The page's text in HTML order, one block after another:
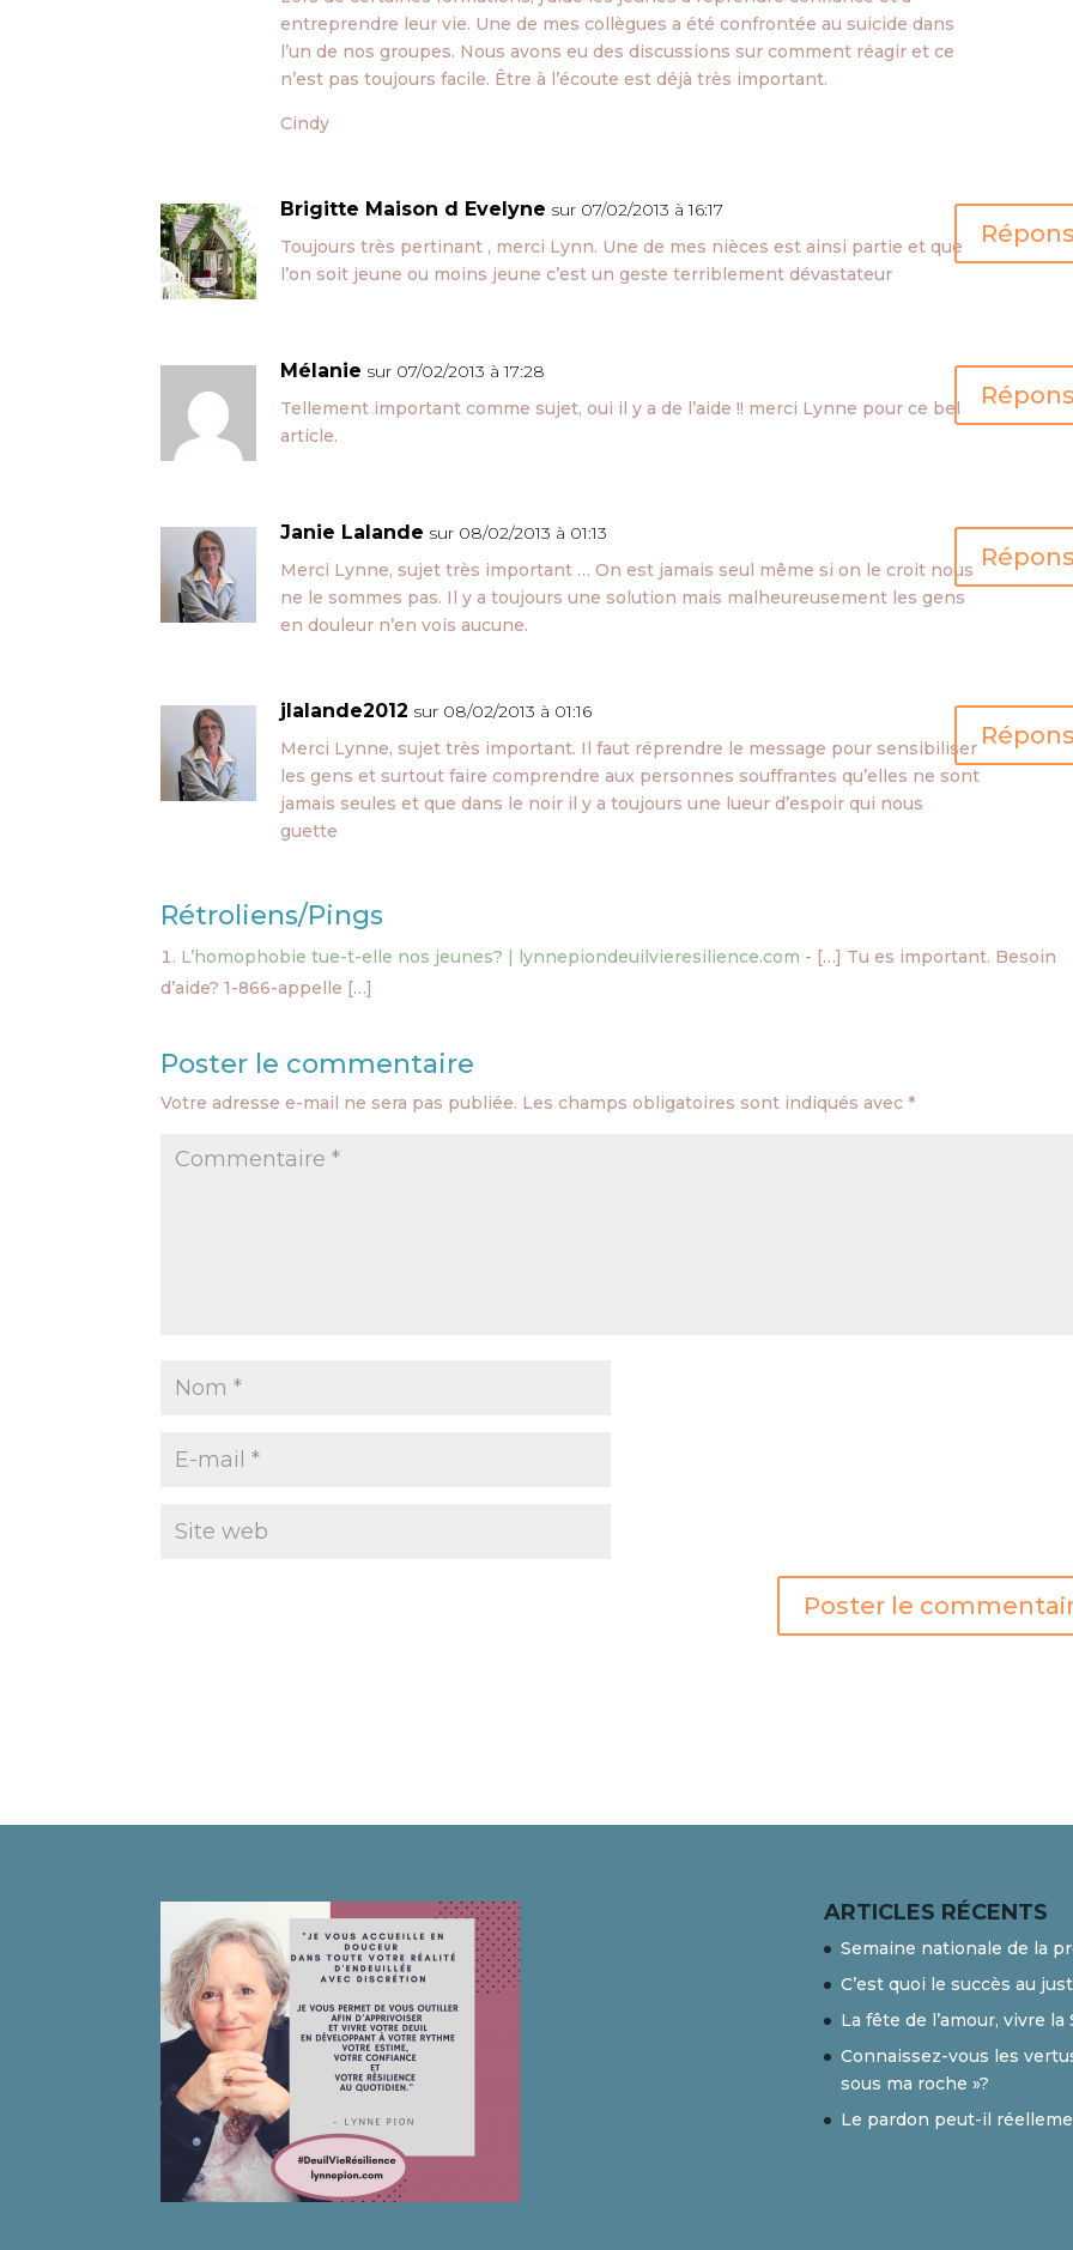
entreprendre leur vie. Une de mes collègues a été confrontée au suicide dans
l’un de nos groupes. Nous avons eu des discussions sur comment réagir et ce
n’est pas toujours facile. Être à l’écoute est déjà très important.
Cindy
Brigitte Maison d Evelyne sur 07/02/2013 à 16:17
Toujours très pertinant , merci Lynn. Une de mes nièces est ainsi partie et que
l’on soit jeune ou moins jeune c’est un geste terriblement dévastateur
Mélanie sur 07/02/2013 à 17:28
Tellement important comme sujet, oui il y a de l’aide !! merci Lynne pour ce bel
article.
Janie Lalande sur 08/02/2013 à 01:13
Merci Lynne, sujet très important … On est jamais seul même si on le croit nous
ne le sommes pas. Il y a toujours une solution mais malheureusement les gens
en douleur n’en vois aucune.
jlalande2012 sur 08/02/2013 à 01:16
Merci Lynne, sujet très important. Il faut réprendre le message pour sensibiliser
les gens et surtout faire comprendre aux personnes souffrantes qu’elles ne sont
jamais seules et que dans le noir il y a toujours une lueur d’espoir qui nous
guette
Rétroliens/Pings
L’homophobie tue-t-elle nos jeunes? | lynnepiondeuilvieresilience.com - […] Tu es important. Besoin
d’aide? 1-866-appelle […]
Poster le commentaire
Votre adresse e-mail ne sera pas publiée. Les champs obligatoires sont indiqués avec *
ARTICLES RÉCENTS
Semaine nationale de la
C’est quoi le succès au
La fête de l’amour, vivre
Connaissez-vous les
sous ma roche »?
Le pardon peut-il